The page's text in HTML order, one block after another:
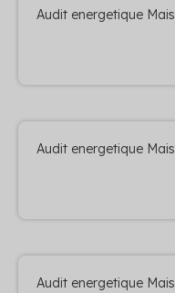
Audit energetique
Audit energetique
Audit energetique